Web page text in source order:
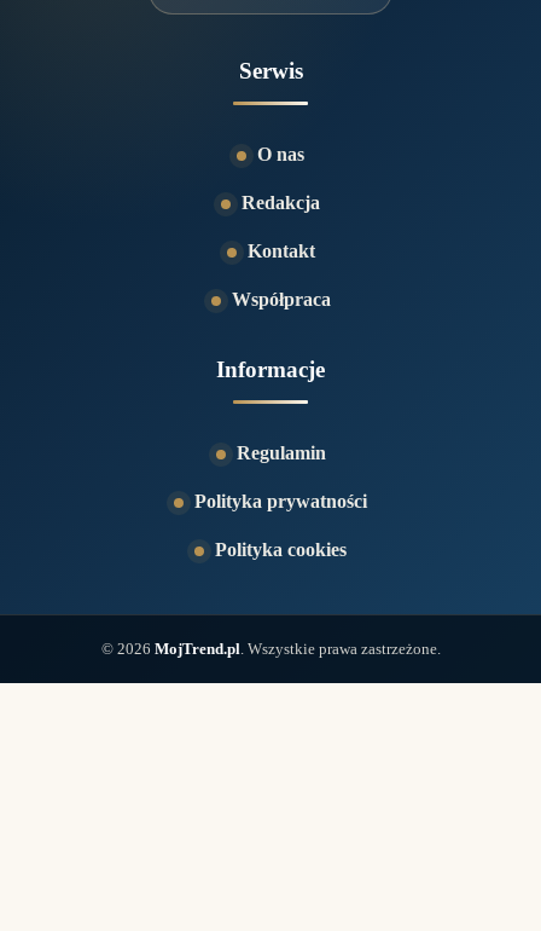
Serwis
O nas
Redakcja
Kontakt
Współpraca
Informacje
Regulamin
Polityka prywatności
Polityka cookies
© 2026 MojTrend.pl . Wszystkie prawa zastrzeżone.